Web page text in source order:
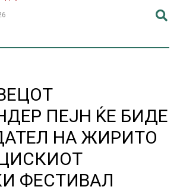
ПЕЈН ЌЕ БИДЕ
НА ЖИРИТО
ФЕСТИВАЛ